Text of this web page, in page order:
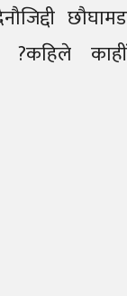
छौघामड
काहीं